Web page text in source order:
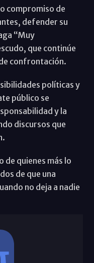
compromiso de
defender su
“Muy
que continúe
confrontación.
políticas y
público se
y la
discursos que
de quienes más lo
de que una
no deja a nadie